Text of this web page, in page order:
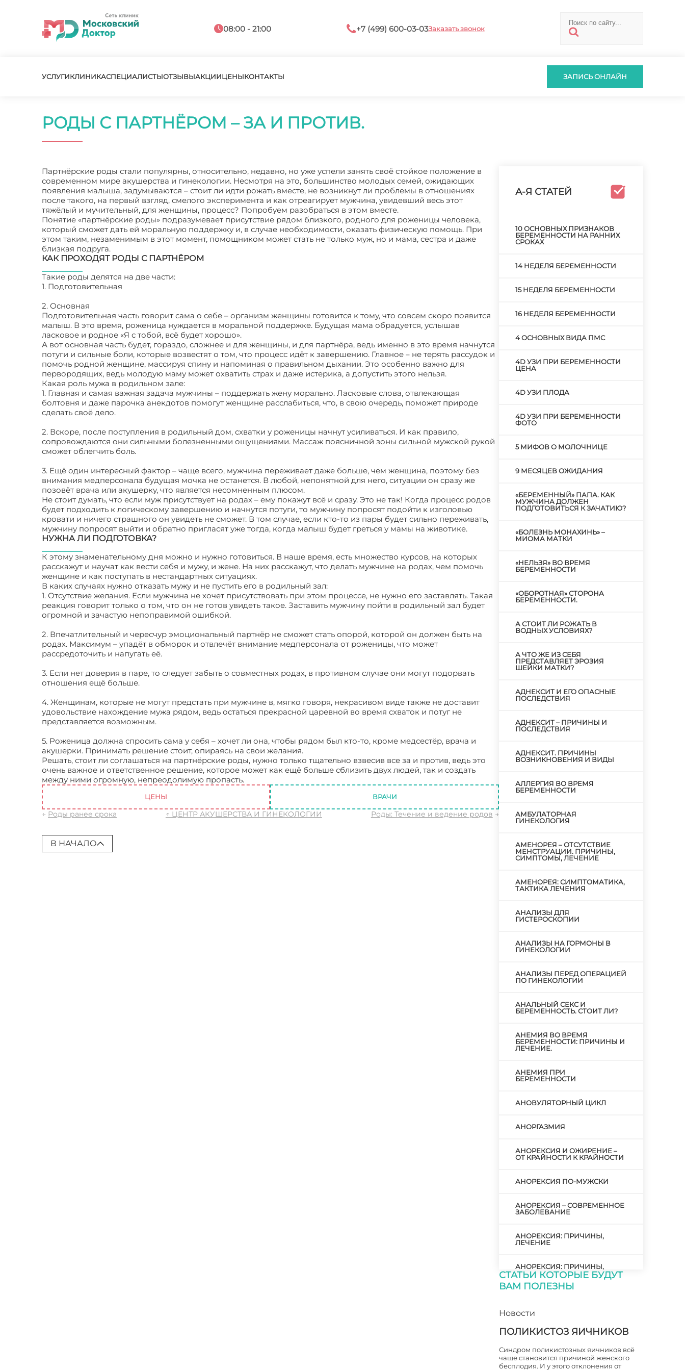
08:00 - 21:00 +7 (499) 600-03-03Заказать звонок
УСЛУГИКЛИНИКАСПЕЦИАЛИСТЫОТЗЫВЫАКЦИИЦЕНЫКОНТАКТЫ ЗАПИСЬ ОНЛАЙН
РОДЫ С ПАРТНЁРОМ – ЗА И ПРОТИВ.
Партнёрские роды стали популярны, относительно, недавно, но уже успели занять своё стойкое положение в
современном мире акушерства и гинекологии. Несмотря на это, большинство молодых семей, ожидающих
появления малыша, задумываются – стоит ли идти рожать вместе, не возникнут ли проблемы в отношениях
после такого, на первый взгляд, смелого эксперимента и как отреагирует мужчина, увидевший весь этот
тяжёлый и мучительный, для женщины, процесс? Попробуем разобраться в этом вместе.
Понятие «партнёрские роды» подразумевает присутствие рядом близкого, родного для роженицы человека,
который сможет дать ей моральную поддержку и, в случае необходимости, оказать физическую помощь. При
этом таким, незаменимым в этот момент, помощником может стать не только муж, но и мама, сестра и даже
близкая подруга.
КАК ПРОХОДЯТ РОДЫ С ПАРТНЁРОМ
Такие роды делятся на две части:
1. Подготовительная
2. Основная
Подготовительная часть говорит сама о себе – организм женщины готовится к тому, что совсем скоро появится
малыш. В это время, роженица нуждается в моральной поддержке. Будущая мама обрадуется, услышав
ласковое и родное «Я с тобой, всё будет хорошо».
А вот основная часть будет, гораздо, сложнее и для женщины, и для партнёра, ведь именно в это время начнутся
потуги и сильные боли, которые возвестят о том, что процесс идёт к завершению. Главное – не терять рассудок и
помочь родной женщине, массируя спину и напоминая о правильном дыхании. Это особенно важно для
первородящих, ведь молодую маму может охватить страх и даже истерика, а допустить этого нельзя.
Какая роль мужа в родильном зале:
1. Главная и самая важная задача мужчины – поддержать жену морально. Ласковые слова, отвлекающая
болтовня и даже парочка анекдотов помогут женщине расслабиться, что, в свою очередь, поможет природе
сделать своё дело.
2. Вскоре, после поступления в родильный дом, схватки у роженицы начнут усиливаться. И как правило,
сопровождаются они сильными болезненными ощущениями. Массаж поясничной зоны сильной мужской рукой
сможет облегчить боль.
3. Ещё один интересный фактор – чаще всего, мужчина переживает даже больше, чем женщина, поэтому без
внимания медперсонала будущая мочка не останется. В любой, непонятной для него, ситуации он сразу же
позовёт врача или акушерку, что является несомненным плюсом.
Не стоит думать, что если муж присутствует на родах – ему покажут всё и сразу. Это не так! Когда процесс родов
будет подходить к логическому завершению и начнутся потуги, то мужчину попросят подойти к изголовью
кровати и ничего страшного он увидеть не сможет. В том случае, если кто-то из пары будет сильно переживать,
мужчину попросят выйти и обратно пригласят уже тогда, когда малыш будет греться у мамы на животике.
НУЖНА ЛИ ПОДГОТОВКА?
К этому знаменательному дня можно и нужно готовиться. В наше время, есть множество курсов, на которых
расскажут и научат как вести себя и мужу, и жене. На них расскажут, что делать мужчине на родах, чем помочь
женщине и как поступать в нестандартных ситуациях.
В каких случаях нужно отказать мужу и не пустить его в родильный зал:
1. Отсутствие желания. Если мужчина не хочет присутствовать при этом процессе, не нужно его заставлять. Такая
реакция говорит только о том, что он не готов увидеть такое. Заставить мужчину пойти в родильный зал будет
огромной и зачастую непоправимой ошибкой.
2. Впечатлительный и чересчур эмоциональный партнёр не сможет стать опорой, которой он должен быть на
родах. Максимум – упадёт в обморок и отвлечёт внимание медперсонала от роженицы, что может
рассредоточить и напугать её.
3. Если нет доверия в паре, то следует забыть о совместных родах, в противном случае они могут подорвать
отношения ещё больше.
4. Женщинам, которые не могут предстать при мужчине в, мягко говоря, некрасивом виде также не доставит
удовольствие нахождение мужа рядом, ведь остаться прекрасной царевной во время схваток и потуг не
представляется возможным.
5. Роженица должна спросить сама у себя – хочет ли она, чтобы рядом был кто-то, кроме медсестёр, врача и
акушерки. Принимать решение стоит, опираясь на свои желания.
Решать, стоит ли соглашаться на партнёрские роды, нужно только тщательно взвесив все за и против, ведь это
очень важное и ответственное решение, которое может как ещё больше сблизить двух людей, так и создать
между ними огромную, непреодолимую пропасть.
ЦЕНЫ ВРАЧИ
← Роды ранее срока ↑ ЦЕНТР АКУШЕРСТВА И ГИНЕКОЛОГИИ Роды: Течение и ведение родов →
В НАЧАЛО
А-Я СТАТЕЙ
10 ОСНОВНЫХ ПРИЗНАКОВ
БЕРЕМЕННОСТИ НА РАННИХ
СРОКАХ
14 НЕДЕЛЯ БЕРЕМЕННОСТИ
15 НЕДЕЛЯ БЕРЕМЕННОСТИ
16 НЕДЕЛЯ БЕРЕМЕННОСТИ
4 ОСНОВНЫХ ВИДА ПМС
4D УЗИ ПРИ БЕРЕМЕННОСТИ
ЦЕНА
4D УЗИ ПЛОДА
4D УЗИ ПРИ БЕРЕМЕННОСТИ
ФОТО
5 МИФОВ О МОЛОЧНИЦЕ
9 МЕСЯЦЕВ ОЖИДАНИЯ
«БЕРЕМЕННЫЙ» ПАПА. КАК
МУЖЧИНА ДОЛЖЕН
ПОДГОТОВИТЬСЯ К ЗАЧАТИЮ?
«БОЛЕЗНЬ МОНАХИНЬ» –
МИОМА МАТКИ
«НЕЛЬЗЯ» ВО ВРЕМЯ
БЕРЕМЕННОСТИ
«ОБОРОТНАЯ» СТОРОНА
БЕРЕМЕННОСТИ.
А СТОИТ ЛИ РОЖАТЬ В
ВОДНЫХ УСЛОВИЯХ?
А ЧТО ЖЕ ИЗ СЕБЯ
ПРЕДСТАВЛЯЕТ ЭРОЗИЯ
ШЕЙКИ МАТКИ?
АДНЕКСИТ И ЕГО ОПАСНЫЕ
ПОСЛЕДСТВИЯ
АДНЕКСИТ – ПРИЧИНЫ И
ПОСЛЕДСТВИЯ
АДНЕКСИТ. ПРИЧИНЫ
ВОЗНИКНОВЕНИЯ И ВИДЫ
АЛЛЕРГИЯ ВО ВРЕМЯ
БЕРЕМЕННОСТИ
АМБУЛАТОРНАЯ
ГИНЕКОЛОГИЯ
АМЕНОРЕЯ – ОТСУТСТВИЕ
МЕНСТРУАЦИИ. ПРИЧИНЫ,
СИМПТОМЫ, ЛЕЧЕНИЕ
АМЕНОРЕЯ: СИМПТОМАТИКА,
ТАКТИКА ЛЕЧЕНИЯ
АНАЛИЗЫ ДЛЯ
ГИСТЕРОСКОПИИ
АНАЛИЗЫ НА ГОРМОНЫ В
ГИНЕКОЛОГИИ
АНАЛИЗЫ ПЕРЕД ОПЕРАЦИЕЙ
ПО ГИНЕКОЛОГИИ
АНАЛЬНЫЙ СЕКС И
БЕРЕМЕННОСТЬ. СТОИТ ЛИ?
АНЕМИЯ ВО ВРЕМЯ
БЕРЕМЕННОСТИ: ПРИЧИНЫ И
ЛЕЧЕНИЕ.
АНЕМИЯ ПРИ
БЕРЕМЕННОСТИ
АНОВУЛЯТОРНЫЙ ЦИКЛ
АНОРГАЗМИЯ
АНОРЕКСИЯ И ОЖИРЕНИЕ –
ОТ КРАЙНОСТИ К КРАЙНОСТИ
АНОРЕКСИЯ ПО-МУЖСКИ
АНОРЕКСИЯ – СОВРЕМЕННОЕ
ЗАБОЛЕВАНИЕ
АНОРЕКСИЯ: ПРИЧИНЫ,
ЛЕЧЕНИЕ
АНОРЕКСИЯ: ПРИЧИНЫ,
СИМПТОМАТИКА, ТАКТИКА
ЛЕЧЕНИЯ
И ВЫНУЖДЕННАЯ
АНОРЕКСИЯ: ТРЕВОЖНЫЕ
АНТИБИОТИКИ ПОСЛЕ
СТАТЬИ КОТОРЫЕ БУДУТ
ВАМ ПОЛЕЗНЫ
Новости
ПОЛИКИСТОЗ ЯИЧНИКОВ
Синдром поликистозных яичников всё
чаще становится причиной женского
бесплодия. И у этого отклонения от